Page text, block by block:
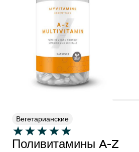
Вегетарианские
Поливитамины A-Z